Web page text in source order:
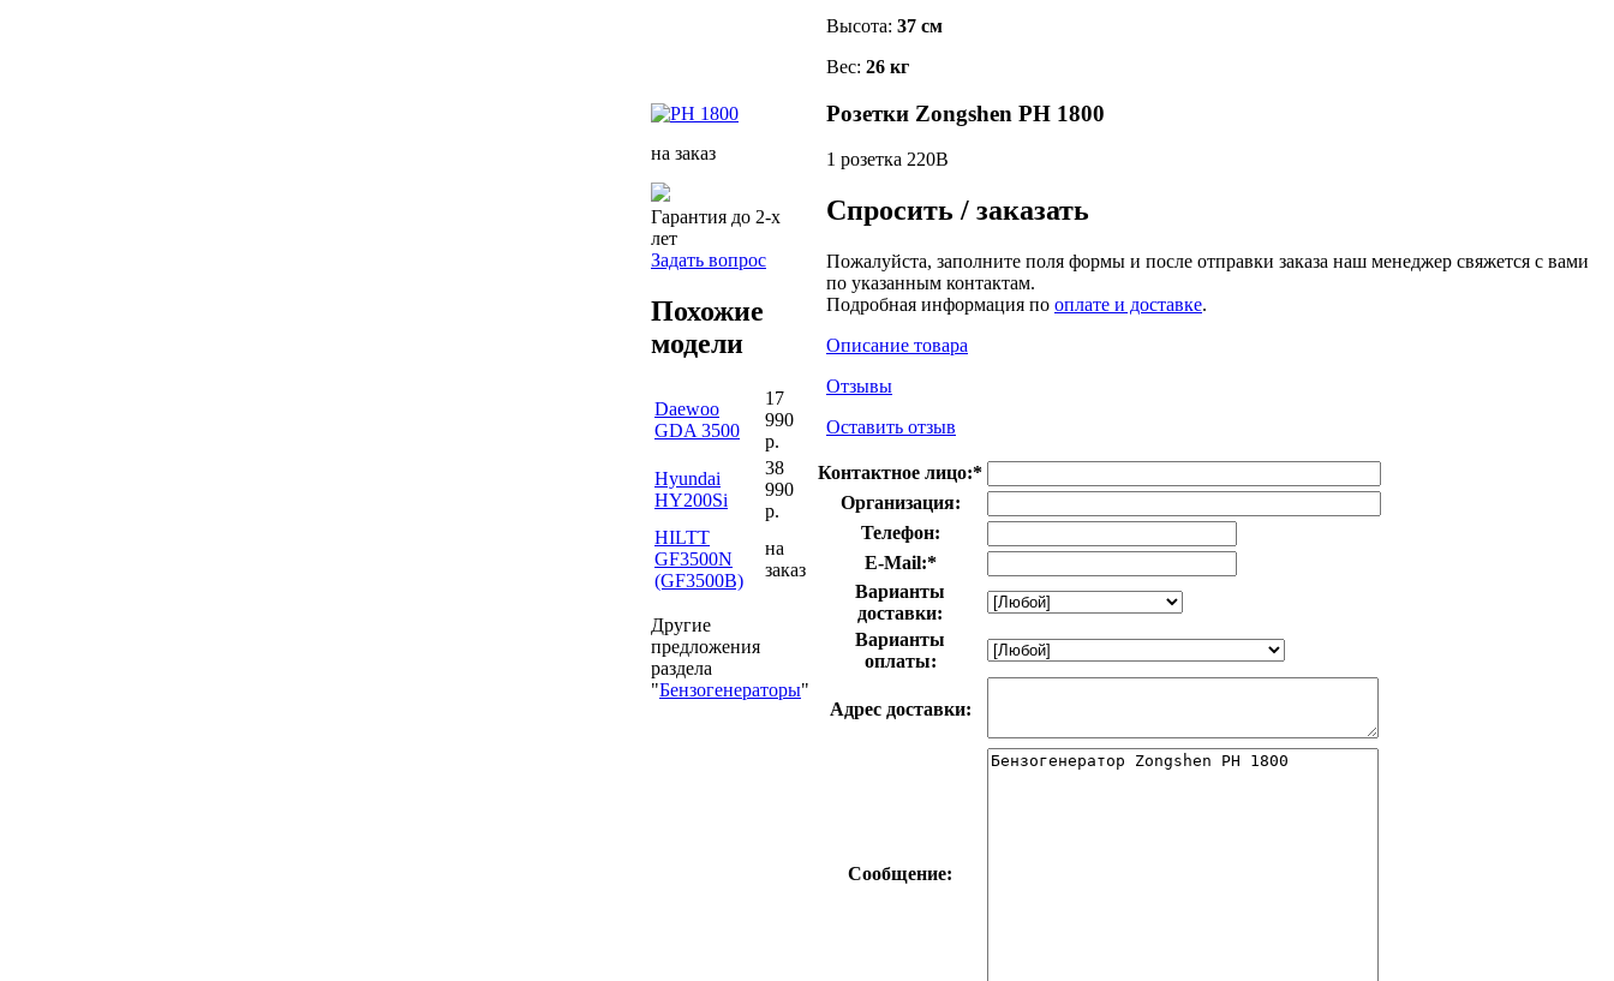
на заказ
Гарантия до 2-х
лет
Задать вопрос
Похожие
модели
Daewoo
GDA 3500
17
990
р.
Hyundai
HY200Si
38
990
р.
HILTT
GF3500N
(GF3500B)
на
заказ
Другие
предложения
раздела
"Бензогенераторы"
Высота: 37 см
Вес: 26 кг
Розетки Zongshen PH 1800
1 розетка 220В
Спросить / заказать
Пожалуйста, заполните поля формы и после отправки заказа наш менеджер свяжется с вами
по указанным контактам.
Подробная информация по оплате и доставке.
Описание товара
Отзывы
Оставить отзыв
Контактное лицо:*
Организация:
Телефон:
E-Mail:*
Варианты
доставки:
Варианты
оплаты:
Адрес доставки:
Сообщение: